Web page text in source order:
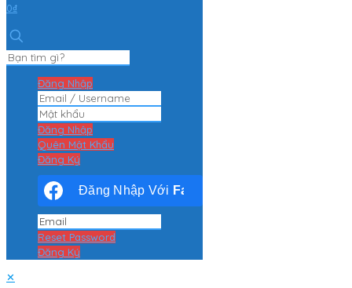
0₫
Đăng Nhập
Đăng Nhập
Quên Mật Khẩu
Đăng Ký
Đăng Nhập Với Facebook
Reset Password
Đăng Ký
✕